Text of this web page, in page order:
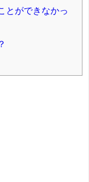
とができなかっ